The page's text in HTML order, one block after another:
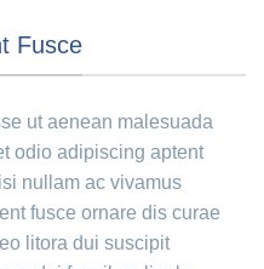
Fusce
ut aenean malesuada
odio adipiscing aptent
nullam ac vivamus
fusce ornare dis curae
litora dui suscipit